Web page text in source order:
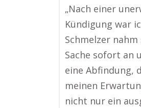
„Nach einer
Kündigung war
Schmelzer
Sache sofort an
eine Abfindung,
meinen
nicht nur ein